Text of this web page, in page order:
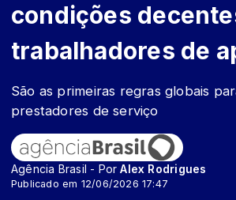
condições
trabalhadores de
São as primeiras regras globais
prestadores de serviço
Agência Brasil - PorAlex Rodrigues
Publicado em 12/06/2026 17:47